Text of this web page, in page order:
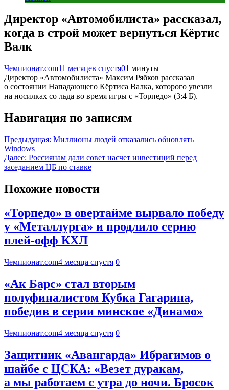
Директор «Автомобилиста» рассказал,
когда в строй может вернуться Кёртис
Валк
Чемпионат.com11 месяцев спустя01 минуты
Директор «Автомобилиста» Максим Рябков рассказал
о состоянии Нападающего Кёртиса Валка, которого увезли
на носилках со льда во время игры с «Торпедо» (3:4 Б).
Навигация по записям
Предыдущая: Миллионы людей отказались обновлять
Windows
Далее: Россиянам дали совет насчет инвестиций перед
заседанием ЦБ по ставке
Похожие новости
«Торпедо» в овертайме вырвало победу
у «Металлурга» и продлило серию
плей-офф КХЛ
Чемпионат.com4 месяца спустя 0
«Ак Барс» стал вторым
полуфиналистом Кубка Гагарина,
победив в серии минское «Динамо»
Чемпионат.com4 месяца спустя 0
Защитник «Авангарда» Ибрагимов о
шайбе с ЦСКА: «Везет дуракам,
а мы работаем с утра до ночи. Бросок